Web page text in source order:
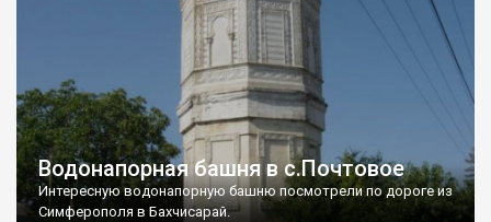
Водонапорная башня в с.Почтовое
Интересную водонапорную башню посмотрели по дороге из
Симферополя в Бахчисарай.